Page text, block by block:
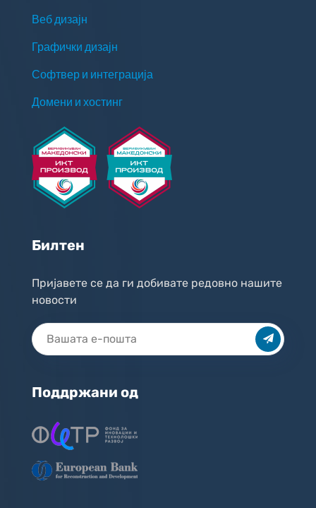
Веб дизајн
Графички дизајн
Софтвер и интеграција
Домени и хостинг
Билтен
Пријавете се да ги добивате редовно нашите
новости
Поддржани од